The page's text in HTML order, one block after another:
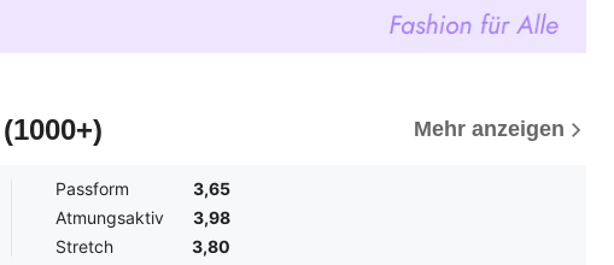
(1000+) Mehr anzeigen
Passform
3,65
Atmungsaktiv
3,98
Stretch
3,80